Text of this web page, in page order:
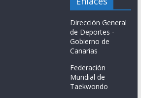
Dirección General
de Deportes -
Gobierno de
Canarias
Federación
Mundial de
Taekwondo